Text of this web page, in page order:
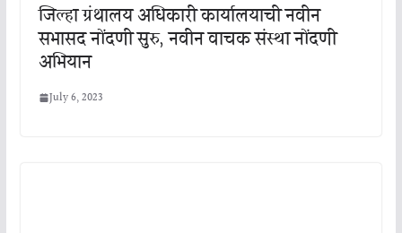
जिल्हा ग्रंथालय अधिकारी कार्यालयाची नवीन
सभासद नोंदणी सुरु, नवीन वाचक संस्था नोंदणी
अभियान
July 6, 2023